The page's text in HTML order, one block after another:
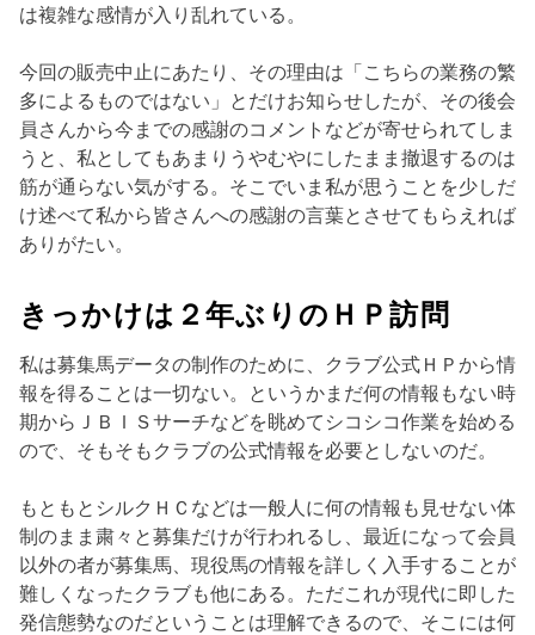
は複雑な感情が入り乱れている。
今回の販売中止にあたり、その理由は「こちらの業務の繁
多によるものではない」とだけお知らせしたが、その後会
員さんから今までの感謝のコメントなどが寄せられてしま
うと、私としてもあまりうやむやにしたまま撤退するのは
筋が通らない気がする。そこでいま私が思うことを少しだ
け述べて私から皆さんへの感謝の言葉とさせてもらえれば
ありがたい。
きっかけは２年ぶりのＨＰ訪問
私は募集馬データの制作のために、クラブ公式ＨＰから情
報を得ることは一切ない。というかまだ何の情報もない時
期からＪＢＩＳサーチなどを眺めてシコシコ作業を始める
ので、そもそもクラブの公式情報を必要としないのだ。
もともとシルクＨＣなどは一般人に何の情報も見せない体
制のまま粛々と募集だけが行われるし、最近になって会員
以外の者が募集馬、現役馬の情報を詳しく入手することが
難しくなったクラブも他にある。ただこれが現代に即した
発信態勢なのだということは理解できるので、そこには何